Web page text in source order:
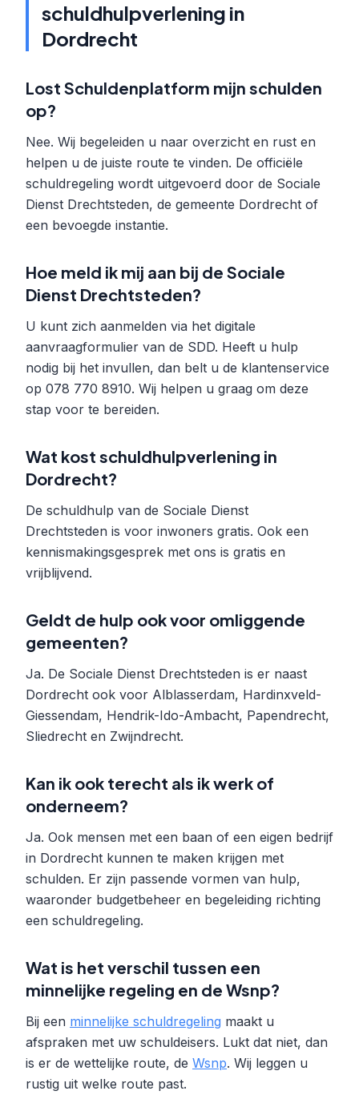
schuldhulpverlening in
Dordrecht
Lost Schuldenplatform mijn schulden
op?
Nee. Wij begeleiden u naar overzicht en rust en
helpen u de juiste route te vinden. De officiële
schuldregeling wordt uitgevoerd door de Sociale
Dienst Drechtsteden, de gemeente Dordrecht of
een bevoegde instantie.
Hoe meld ik mij aan bij de Sociale
Dienst Drechtsteden?
U kunt zich aanmelden via het digitale
aanvraagformulier van de SDD. Heeft u hulp
nodig bij het invullen, dan belt u de klantenservice
op 078 770 8910. Wij helpen u graag om deze
stap voor te bereiden.
Wat kost schuldhulpverlening in
Dordrecht?
De schuldhulp van de Sociale Dienst
Drechtsteden is voor inwoners gratis. Ook een
kennismakingsgesprek met ons is gratis en
vrijblijvend.
Geldt de hulp ook voor omliggende
gemeenten?
Ja. De Sociale Dienst Drechtsteden is er naast
Dordrecht ook voor Alblasserdam, Hardinxveld-
Giessendam, Hendrik-Ido-Ambacht, Papendrecht,
Sliedrecht en Zwijndrecht.
Kan ik ook terecht als ik werk of
onderneem?
Ja. Ook mensen met een baan of een eigen bedrijf
in Dordrecht kunnen te maken krijgen met
schulden. Er zijn passende vormen van hulp,
waaronder budgetbeheer en begeleiding richting
een schuldregeling.
Wat is het verschil tussen een
minnelijke regeling en de Wsnp?
Bij een minnelijke schuldregeling maakt u
afspraken met uw schuldeisers. Lukt dat niet, dan
is er de wettelijke route, de Wsnp. Wij leggen u
rustig uit welke route past.